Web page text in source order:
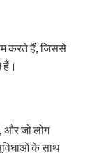
करते हैं, जिससे
हैं।
और जो लोग
के साथ